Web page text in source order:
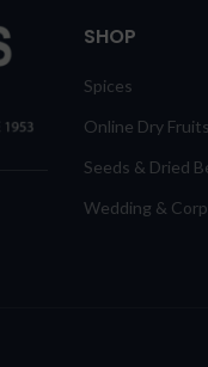
SHOP
Spices
Online Dry Fruits
Seeds & Dried
Wedding &